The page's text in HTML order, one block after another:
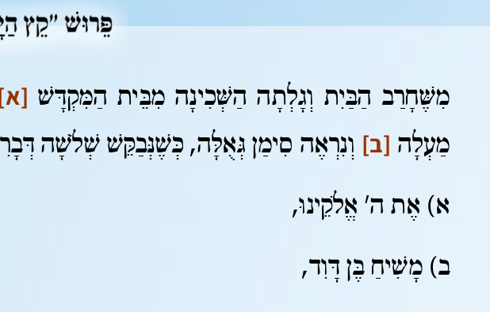
מִשֶּׁחָרַב הַבַּיִת וְגָלְתָה הַשְּׁכִינָה מִבֵּית הַמִּקְדָּשׁ
מַעְלָה [ב] וְנִרְאֶה סִימַן גְּאֻלָּה, כְּשֶׁנְּבַקֵּשׁ שְׁלֹשָׁה
א) אֶת ה' אֱלֹקֵינוּ,
ב) מָשִׁיחַ בֶּן דָּוִד,